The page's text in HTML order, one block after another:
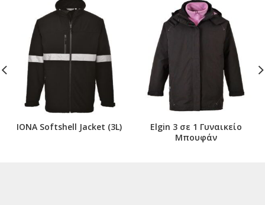
IONA Softshell Jacket (3L)
Elgin 3 σε 1 Γυναικείο
Μπουφάν